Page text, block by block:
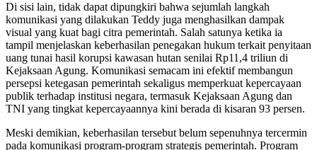
Di sisi lain, tidak dapat dipungkiri bahwa sejumlah langkah
komunikasi yang dilakukan Teddy juga menghasilkan dampak
visual yang kuat bagi citra pemerintah. Salah satunya ketika ia
tampil menjelaskan keberhasilan penegakan hukum terkait penyitaan
uang tunai hasil korupsi kawasan hutan senilai Rp11,4 triliun di
Kejaksaan Agung. Komunikasi semacam ini efektif membangun
persepsi ketegasan pemerintah sekaligus memperkuat kepercayaan
publik terhadap institusi negara, termasuk Kejaksaan Agung dan
TNI yang tingkat kepercayaannya kini berada di kisaran 93 persen.
Meski demikian, keberhasilan tersebut belum sepenuhnya tercermin
pada komunikasi program-program strategis pemerintah. Program